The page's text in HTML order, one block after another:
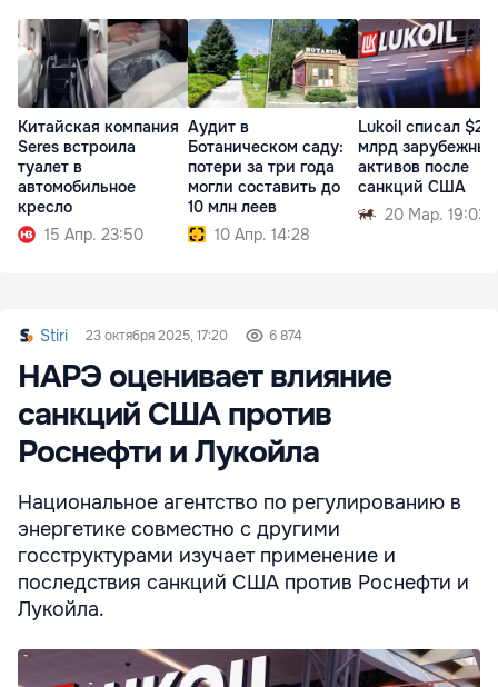
Китайская компания
Seres встроила
туалет в
автомобильное
кресло
15 Апр. 23:50
Аудит в
Ботаническом саду:
потери за три года
могли составить до
10 млн леев
10 Апр. 14:28
Lukoil списал $20
млрд зарубежных
активов после
санкций США
20 Мар. 19:03
Stiri 23 октября 2025, 17:20 6 874
НАРЭ оценивает влияние
санкций США против
Роснефти и Лукойла
Национальное агентство по регулированию в
энергетике совместно с другими
госструктурами изучает применение и
последствия санкций США против Роснефти и
Лукойла.